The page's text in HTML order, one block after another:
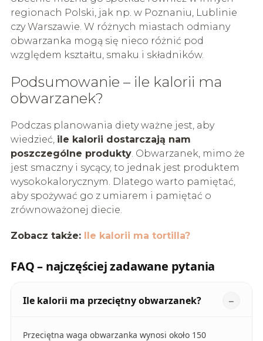
regionach Polski, jak np. w Poznaniu, Lublinie
czy Warszawie. W różnych miastach odmiany
obwarzanka mogą się nieco różnić pod
względem kształtu, smaku i składników.
Podsumowanie – ile kalorii ma
obwarzanek?
Podczas planowania diety ważne jest, aby
wiedzieć, ile kalorii dostarczają nam
poszczególne produkty. Obwarzanek, mimo że
jest smaczny i sycący, to jednak jest produktem
wysokokalorycznym. Dlatego warto pamiętać,
aby spożywać go z umiarem i pamiętać o
zrównoważonej diecie.
Zobacz także: Ile kalorii ma tortilla?
FAQ – najczęściej zadawane pytania
Ile kalorii ma przeciętny obwarzanek?
Przeciętna waga obwarzanka wynosi około 150